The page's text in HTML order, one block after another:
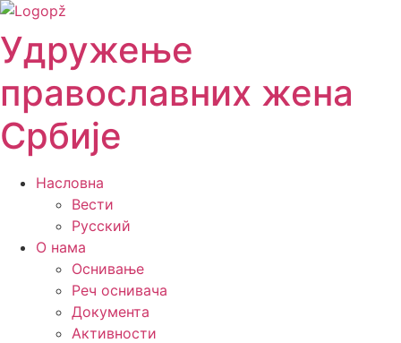
Скочите
садржај
Удружење
православних жена
Србије
Насловна
Вести
Русский
О нама
Оснивање
Реч оснивача
Документа
Активности